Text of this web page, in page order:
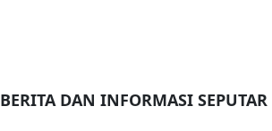
BERITA DAN INFORMASI